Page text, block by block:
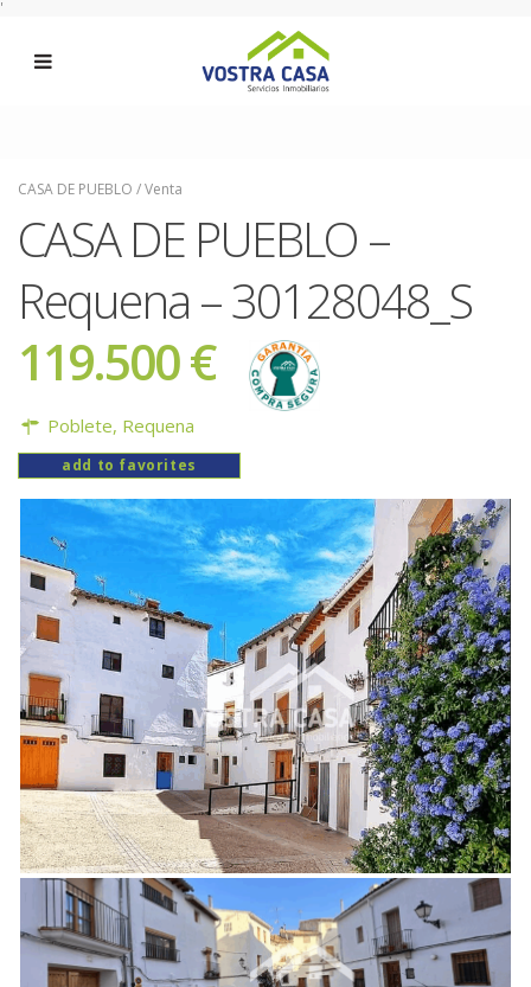
'
CASA DE PUEBLO /Venta
CASA DE PUEBLO –
Requena – 30128048_S
119.500 €
Poblete, Requena
add to favorites